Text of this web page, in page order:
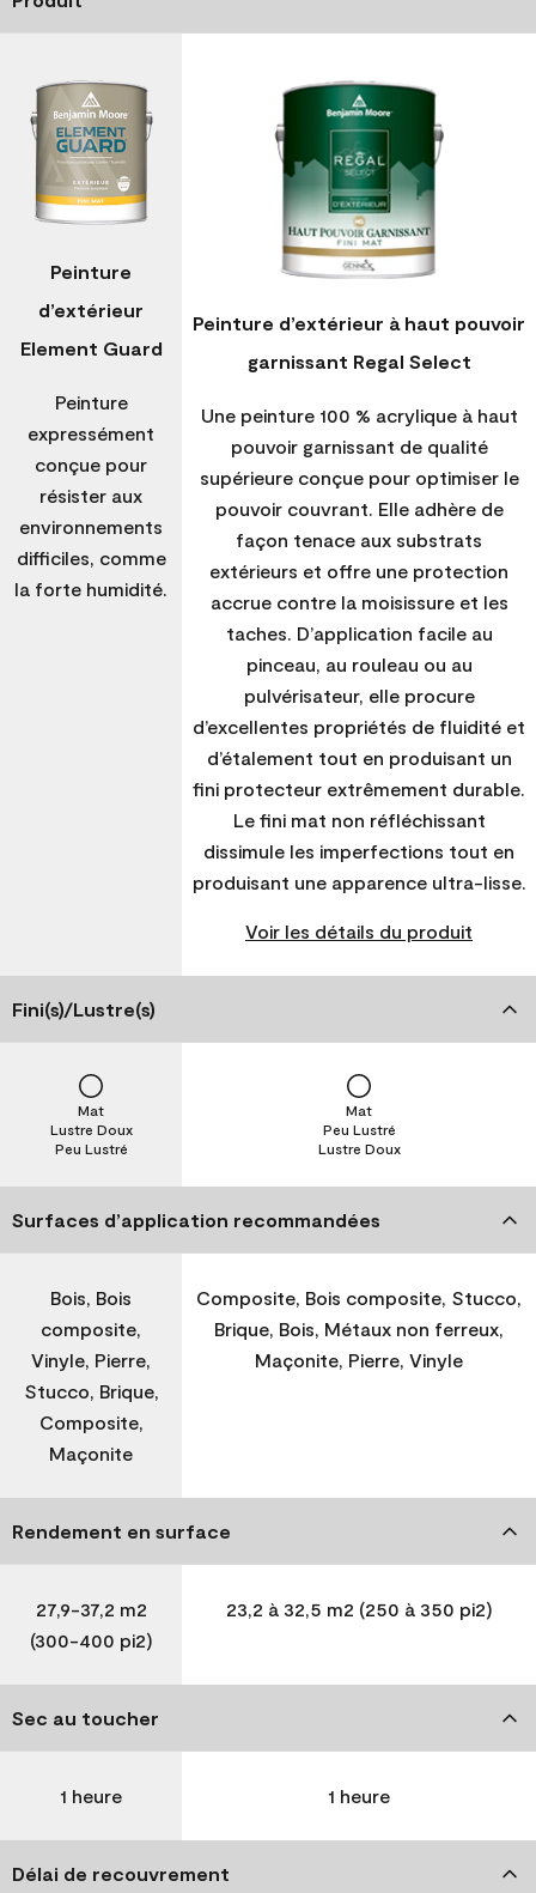
Peinture
d’extérieur
Element Guard
Peinture
expressément
conçue pour
résister aux
environnements
difficiles, comme
la forte humidité.
Peinture d’extérieur à haut pouvoir
garnissant Regal Select
Une peinture 100 % acrylique à haut
pouvoir garnissant de qualité
supérieure conçue pour optimiser le
pouvoir couvrant. Elle adhère de
façon tenace aux substrats
extérieurs et offre une protection
accrue contre la moisissure et les
taches. D’application facile au
pinceau, au rouleau ou au
pulvérisateur, elle procure
d’excellentes propriétés de fluidité et
d’étalement tout en produisant un
fini protecteur extrêmement durable.
Le fini mat non réfléchissant
dissimule les imperfections tout en
produisant une apparence ultra-lisse.
Voir les détails du produit
Fini(s)/Lustre(s)
Peu Lustré
Lustre Doux
Mat
Lustre Doux
Peu Lustré
Mat
Surfaces d’application recommandées
Bois, Bois
composite,
Vinyle, Pierre,
Stucco, Brique,
Composite,
Maçonite
Composite, Bois composite, Stucco,
Brique, Bois, Métaux non ferreux,
Maçonite, Pierre, Vinyle
Rendement en surface
27,9-37,2 m2
(300-400 pi2)
23,2 à 32,5 m2 (250 à 350 pi2)
Sec au toucher
1 heure 1 heure
Délai de recouvrement